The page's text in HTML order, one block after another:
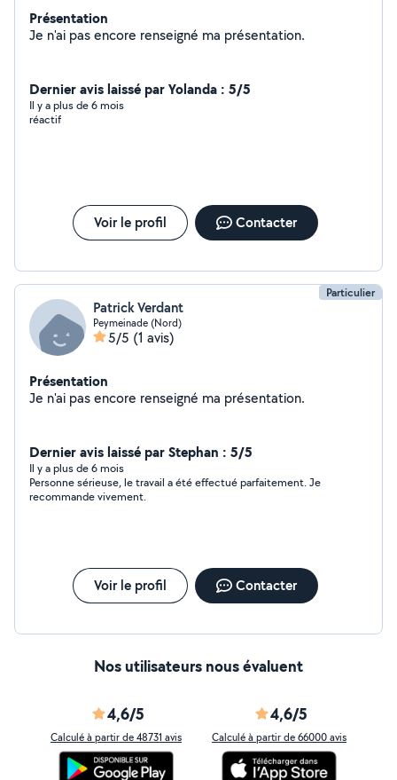
Présentation
Je n'ai pas encore renseigné ma présentation.
Dernier avis laissé par Yolanda : 5/5
Il y a plus de 6 mois
réactif
Voir le profil Contacter
Particulier
Patrick Verdant
Peymeinade (Nord)
5/5 (1 avis)
Présentation
Je n'ai pas encore renseigné ma présentation.
Dernier avis laissé par Stephan : 5/5
Il y a plus de 6 mois
Personne sérieuse, le travail a été effectué parfaitement. Je
recommande vivement.
Voir le profil Contacter
Nos utilisateurs nous évaluent
4,6/5
Calculé à partir de 48731 avis
4,6/5
Calculé à partir de 66000 avis